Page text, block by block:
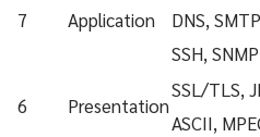
7 Application
DNS,
SSH, SNMP
6 Presentation
SSL/TLS,
ASCII,